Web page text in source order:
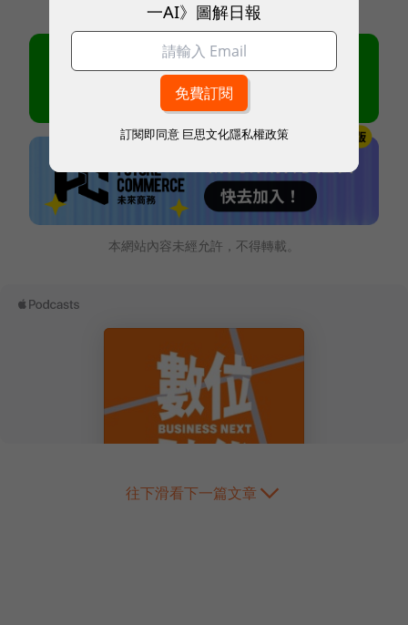
本網站內容未經允許，不得轉載。
往下滑看下一篇文章
一AI》圖解日報
訂閱即同意 巨思文化隱私權政策